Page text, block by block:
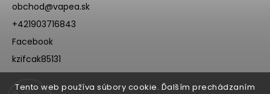
Tento web používa súbory cookie. Ďalším prechádzaním
obchod@vapea.sk
+421903716843
Facebook
kzifcak85131
Instagram